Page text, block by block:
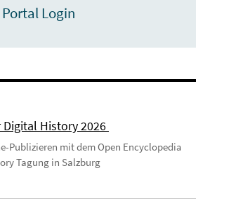
Login
History 2026
Publizieren mit dem Open Encyclopedia
Tagung in Salzburg